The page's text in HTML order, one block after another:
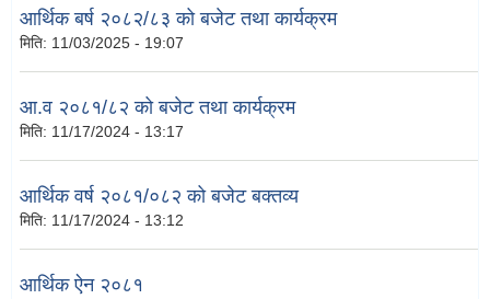
आर्थिक बर्ष २०८२/८३ को बजेट तथा कार्यक्रम
मिति: 11/03/2025 - 19:07
आ.व २०८१/८२ को बजेट तथा कार्यक्रम
मिति: 11/17/2024 - 13:17
आर्थिक वर्ष २०८१/०८२ को बजेट बक्तव्य
मिति: 11/17/2024 - 13:12
आर्थिक ऐन २०८१